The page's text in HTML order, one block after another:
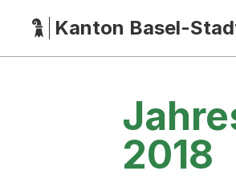
HauptnavigationKanton Basel-
2018